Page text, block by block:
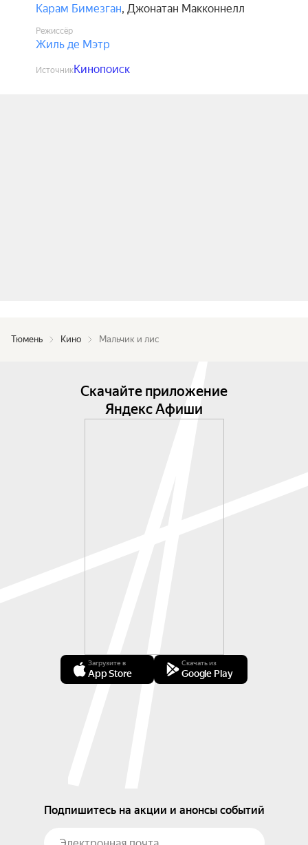
Карам Бимезган, Джонатан Макконнелл
Режиссёр
Жиль де Мэтр
ИсточникКинопоиск
Тюмень Кино Мальчик и лис
Скачайте приложение
Яндекс Афиши
Загрузите в
App Store
Скачать из
Google Play
Подпишитесь на акции и анонсы событий